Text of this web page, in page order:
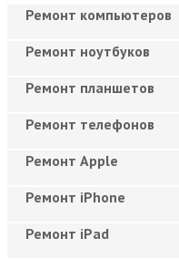
Ремонт компьютеров
Ремонт ноутбуков
Ремонт планшетов
Ремонт телефонов
Ремонт Apple
Ремонт iPhone
Ремонт iPad